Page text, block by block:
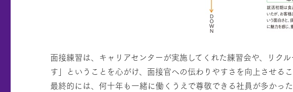
面接練習は、キャリアセンターが実施してくれた練習会や、リク
す」ということを心がけ、面接官への伝わりやすさを向上させる
最終的には、何十年も一緒に働くうえで尊敬できる社員が多かっ